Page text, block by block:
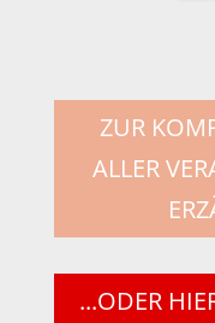
ZUR
ALLER
...ODER